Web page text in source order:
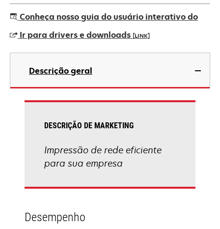
Conheça nosso guia do usuário interativo do
Ir para drivers e downloads [LINK]
abre
nova
guia
Descrição geral
DESCRIÇÃO DE MARKETING
Impressão de rede eficiente
para sua empresa
Desempenho